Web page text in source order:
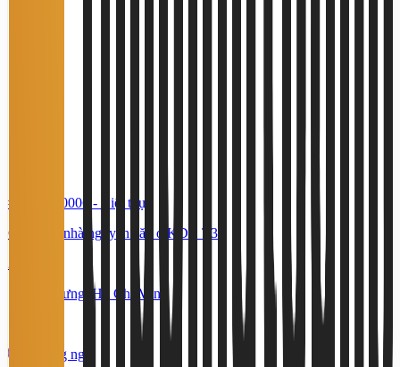
#TS70560006 -
Biệt thự
Cho thuê nhà nguyên căn ở KDC T30
Bình Hưng, Hồ Chí Minh
5 phòng ngủ